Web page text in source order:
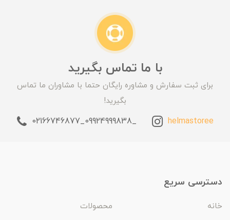
با ما تماس بگیرید
برای ثبت سفارش و مشاوره رایگان حتما با مشاوران ما تماس
بگیرید!
helmastoree
_09924999838_02166746877
دسترسی سریع
خانه
محصولات